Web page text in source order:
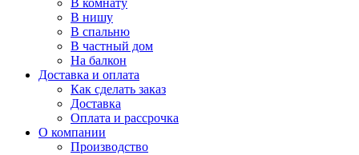
В комнату
В нишу
В спальню
В частный дом
На балкон
Доставка и оплата
Как сделать заказ
Доставка
Оплата и рассрочка
О компании
Производство